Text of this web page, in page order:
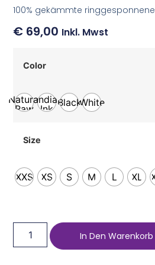
100% gekämmte
€ 69,00 Inkl. Mwst
Color
Natural
Raw
India
Ink
BlackWhite
Size
XXS XS S M L XL
In Den Warenkorb